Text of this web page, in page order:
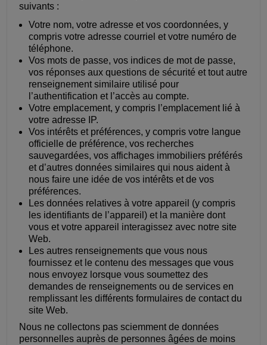
suivants :
Votre nom, votre adresse et vos coordonnées, y
compris votre adresse courriel et votre numéro de
téléphone.
Vos mots de passe, vos indices de mot de passe,
vos réponses aux questions de sécurité et tout autre
renseignement similaire utilisé pour
l’authentification et l’accès au compte.
Votre emplacement, y compris l’emplacement lié à
votre adresse IP.
Vos intérêts et préférences, y compris votre langue
officielle de préférence, vos recherches
sauvegardées, vos affichages immobiliers préférés
et d’autres données similaires qui nous aident à
nous faire une idée de vos intérêts et de vos
préférences.
Les données relatives à votre appareil (y compris
les identifiants de l’appareil) et la manière dont
vous et votre appareil interagissez avec notre site
Web.
Les autres renseignements que vous nous
fournissez et le contenu des messages que vous
nous envoyez lorsque vous soumettez des
demandes de renseignements ou de services en
remplissant les différents formulaires de contact du
site Web.
Nous ne collectons pas sciemment de données
personnelles auprès de personnes âgées de moins